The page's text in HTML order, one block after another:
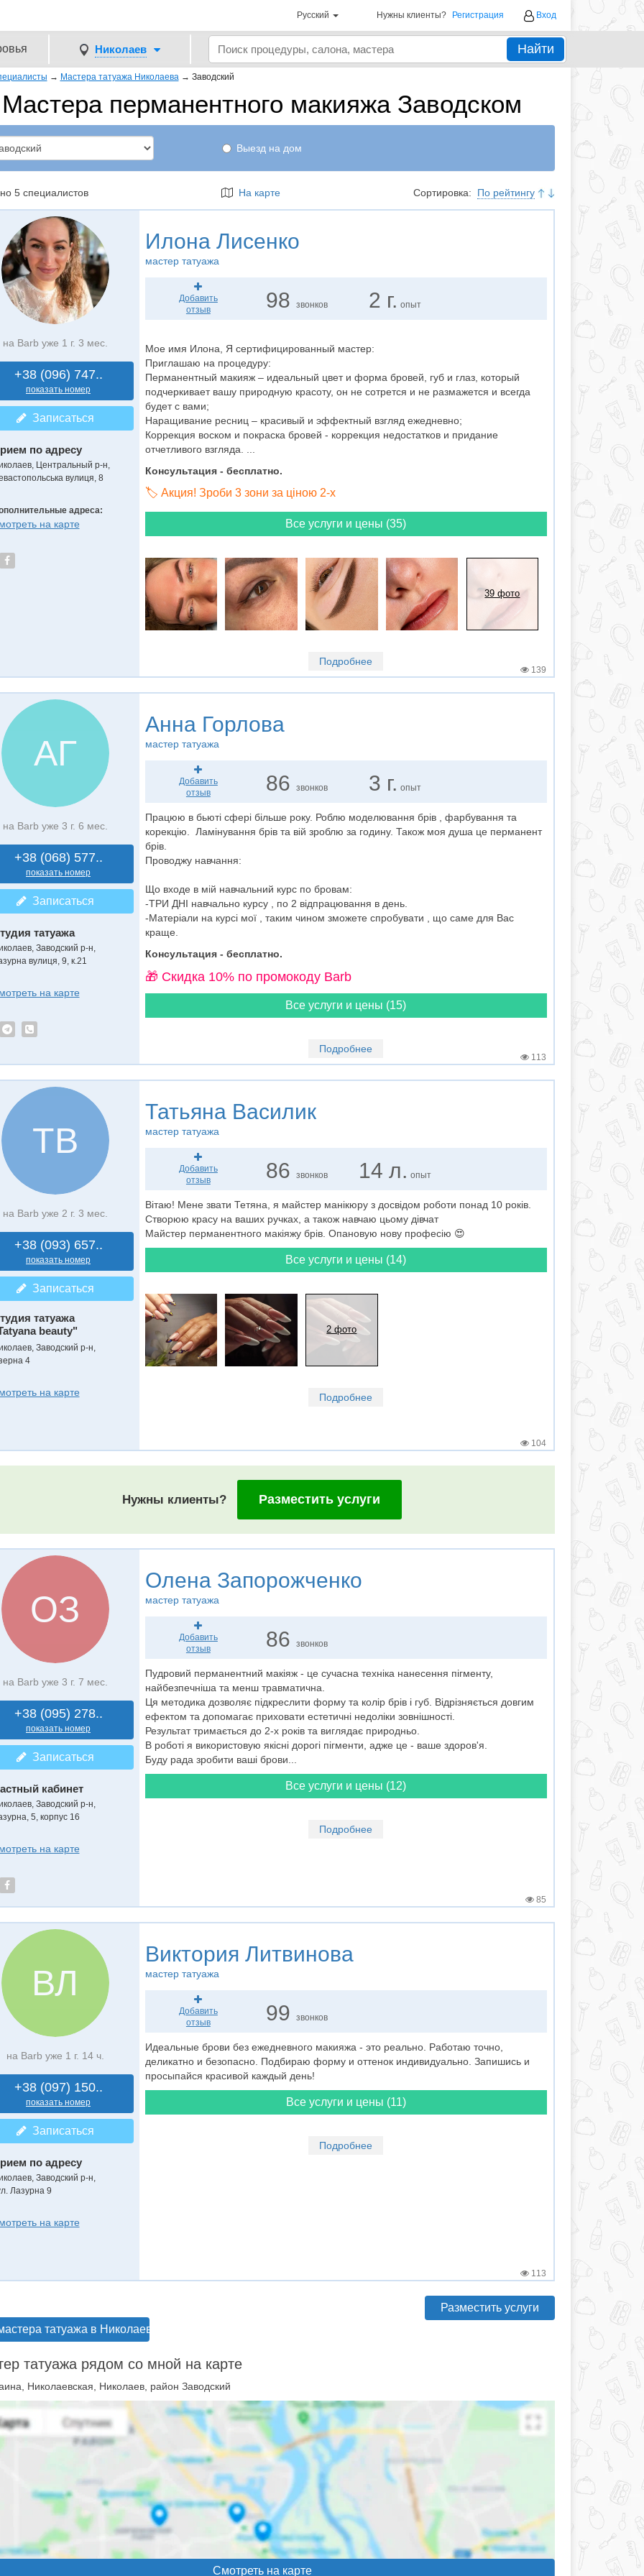
Русский Нужны клиенты? Регистрация Вход
Николаев Найти
→ Мастера татуажа Николаева → Заводский
Мастера перманентного макияжа Заводском
Выезд на дом
5 специалистов На карте Сортировка: По рейтингу
на Barb уже 1 г. 3 мес.
+38 (096) 747..
показать номер
Записаться
по адресу
Центральный р-н,
вулиця, 8
адреса:
на карте
Илона Лисенко
мастер татуажа
Добавить
отзыв
98 звонков 2 г. опыт
Мое имя Илона, Я сертифицированный мастер:
Приглашаю на процедуру:
Перманентный макияж – идеальный цвет и форма бровей, губ и глаз, который
подчеркивает вашу природную красоту, он не сотрется и не размажется и всегда
будет с вами;
Наращивание ресниц – красивый и эффектный взгляд ежедневно;
Коррекция воском и покраска бровей - коррекция недостатков и придание
отчетливого взгляда. ...
Консультация - бесплатно.
🏷️ Акция! Зроби 3 зони за ціною 2-х
Все услуги и цены (35)
39 фото
Подробнее
139
АГ
на Barb уже 3 г. 6 мес.
+38 (068) 577..
показать номер
Записаться
татуажа
Заводский р-н,
вулиця, 9, к.21
на карте
Анна Горлова
мастер татуажа
Добавить
отзыв
86 звонков 3 г. опыт
Працюю в бьюті сфері більше року. Роблю моделювання брів , фарбування та
корекцію. Ламінування брів та вій зроблю за годину. Також моя душа це перманент
брів.
Проводжу навчання:
Що входе в мій навчальний курс по бровам:
-ТРИ ДНІ навчально курсу , по 2 відпрацювання в день.
-Матеріали на курсі мої , таким чином зможете спробувати , що саме для Вас
краще.
Консультация - бесплатно.
🎁 Cкидка 10% по промокоду Barb
Все услуги и цены (15)
Подробнее
113
ТВ
на Barb уже 2 г. 3 мес.
+38 (093) 657..
показать номер
Записаться
татуажа
beauty"
Заводский р-н,
4
на карте
Татьяна Василик
мастер татуажа
Добавить
отзыв
86 звонков 14 л. опыт
Вітаю! Мене звати Тетяна, я майстер манікюру з досвідом роботи понад 10 років.
Створюю красу на ваших ручках, а також навчаю цьому дівчат
Майстер перманентного макіяжу брів. Опановую нову професію 😍
Все услуги и цены (14)
2 фото
Подробнее
104
Нужны клиенты? Разместить услуги
ОЗ
на Barb уже 3 г. 7 мес.
+38 (095) 278..
показать номер
Записаться
кабинет
Заводский р-н,
5, корпус 16
на карте
Олена Запорожченко
мастер татуажа
Добавить
отзыв
86 звонков
Пудровий перманентний макіяж - це сучасна техніка нанесення пігменту,
найбезпечніша та менш травматична.
Ця методика дозволяє підкреслити форму та колір брів і губ. Відрізняється довгим
ефектом та допомагає приховати естетичні недоліки зовнішності.
Результат тримається до 2-х років та виглядає природньо.
В роботі я використовую якісні дорогі пігменти, адже це - ваше здоров'я.
Буду рада зробити ваші брови...
Все услуги и цены (12)
Подробнее
85
ВЛ
на Barb уже 1 г. 14 ч.
+38 (097) 150..
показать номер
Записаться
по адресу
Заводский р-н,
Лазурна 9
на карте
Виктория Литвинова
мастер татуажа
Добавить
отзыв
99 звонков
Идеальные брови без ежедневного макияжа - это реально. Работаю точно,
деликатно и безопасно. Подбираю форму и оттенок индивидуально. Запишись и
просыпайся красивой каждый день!
Все услуги и цены (11)
Подробнее
113
татуажа в Николаеве
Разместить услуги
татуажа рядом со мной на карте
Николаевская, Николаев, район Заводский
Смотреть на карте